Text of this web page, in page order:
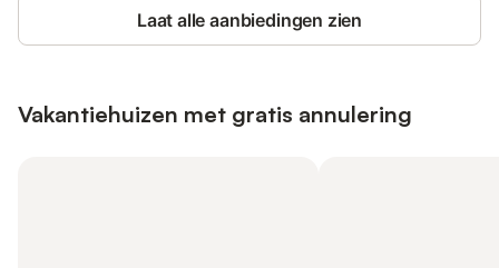
Laat alle aanbiedingen zien
Vakantiehuizen met gratis annulering